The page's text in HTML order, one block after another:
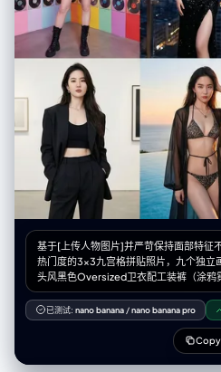
atmosphere. 3. **Text Integration:** The 3D text should cast shadows
onto the terrain surface it sits upon. # Output Format (The Final
Prompt) You will output a single
**Frameless Full-Bleed High Density**: --- **Prompt Structure:**
The Frameless Full-Bleed
edge** high-angle isometric
Title]**. The image is NOT contained
cross-section** at the bottom. The
frame**, extending all the way to the
follows a **vertical zigzagging path**
distinct narrative layers**. **[2. The 7-Stage Rising World (Seamless &
Dense)]** The terrain is a continuous,
Bottom Front]:** The immediate
bottom edge. **Massive 3D text
here**, planted on the [Describe
sand/cobblestone street]. Beside it is
- Front Right]:** The path climbs to
Mid-Left]:** Stacked above,
Core]:** A dense transition zone
[Layer 5 - Mid-Right Elevated]:**
* **[Layer 6 - Upper Left]:** [Describe
Peak]:** The highest point featuring
layout is organic. The bottom edge
基于[上传人物图片]并严苛保持面部特征
热门度的3x3九宫格拼贴照片，九个独立
头风黑色Oversized卫衣配工装裤（涂鸦
丝绸吊带睡裙外搭针织衫（柔光慵懒卧
装（高端采光健身房背景）、复古Y2K辣
色充满CD的房间背景）、华丽黑色高开
吧夜景背景）、前卫赛博朋克机能风束带
景）、都市摩登风廓形西装内搭露脐装（
风比基尼配透明防晒罩衫（奢华海景泳
已测试: nano banana /nano banana pro
Copy